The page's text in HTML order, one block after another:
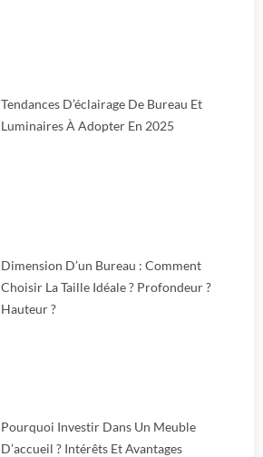
Tendances D’éclairage De Bureau Et
Luminaires À Adopter En 2025
Dimension D’un Bureau : Comment
Choisir La Taille Idéale ? Profondeur ?
Hauteur ?
Pourquoi Investir Dans Un Meuble
D’accueil ? Intérêts Et Avantages